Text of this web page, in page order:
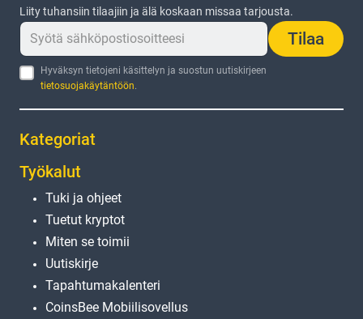
Liity tuhansiin tilaajiin ja älä koskaan missaa tarjousta.
Tilaa
Hyväksyn tietojeni käsittelyn ja suostun uutiskirjeen
tietosuojakäytäntöön.
Kategoriat
Työkalut
Tuki ja ohjeet
Tuetut kryptot
Miten se toimii
Uutiskirje
Tapahtumakalenteri
CoinsBee Mobiilisovellus